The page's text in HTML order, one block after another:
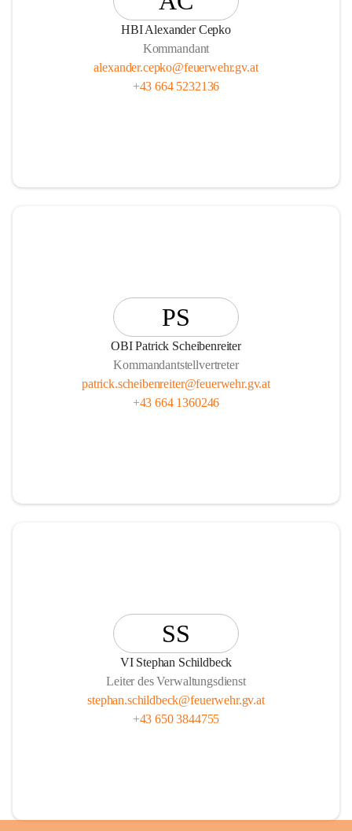
HBI Alexander Cepko
Kommandant
alexander.cepko@feuerwehr.gv.at
+43 664 5232136
PS
OBI Patrick Scheibenreiter
Kommandantstellvertreter
patrick.scheibenreiter@feuerwehr.gv.at
+43 664 1360246
SS
VI Stephan Schildbeck
Leiter des Verwaltungsdienst
stephan.schildbeck@feuerwehr.gv.at
+43 650 3844755